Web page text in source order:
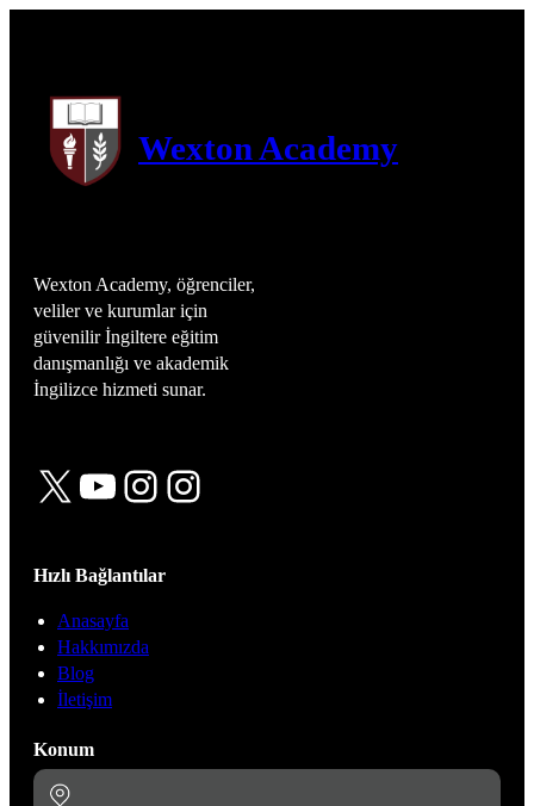
Wexton Academy
Wexton Academy, öğrenciler,
veliler ve kurumlar için
güvenilir İngiltere eğitim
danışmanlığı ve akademik
İngilizce hizmeti sunar.
X YouTube Instagram Instagram
Hızlı Bağlantılar
Anasayfa
Hakkımızda
Blog
İletişim
Konum